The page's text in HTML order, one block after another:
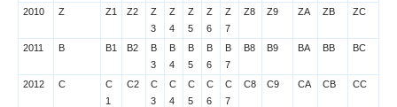
2010 Z Z1 Z2
Z
3
Z
4
Z
5
Z
6
Z
7
Z8 Z9 ZA ZB ZC
2011 B B1 B2
B
3
B
4
B
5
B
6
B
7
B8 B9 BA BB BC
2012 C
C
1
C2
C
3
C
4
C
5
C
6
C
7
C8 C9 CA CB CC